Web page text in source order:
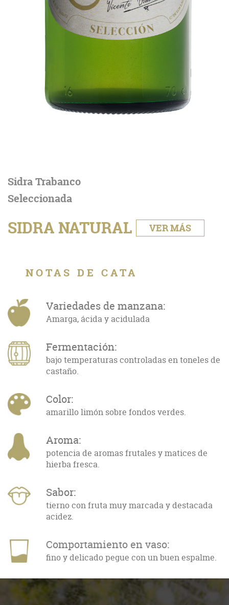
Sidra Trabanco
Seleccionada
SIDRA NATURAL VER MÁS
NOTAS DE CATA
Variedades de manzana:
Amarga, ácida y acidulada
Fermentación:
bajo temperaturas controladas en toneles de
castaño.
Color:
amarillo limón sobre fondos verdes.
Aroma:
potencia de aromas frutales y matices de
hierba fresca.
Sabor:
tierno con fruta muy marcada y destacada
acidez.
Comportamiento en vaso:
fino y delicado pegue con un buen espalme.